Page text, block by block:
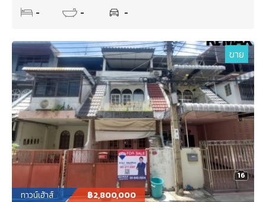
-
- -
16
ขาย
ทาวน์เฮ้าส์ ฿2,800,000